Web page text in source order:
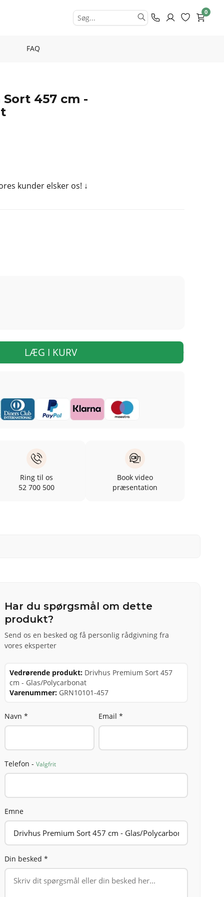
0
FAQ
457 cm -
kunder elsker os!
LÆG I KURV
Ring til os
52 700 500
Book video
præsentation
Har du spørgsmål om dette
produkt?
Send os en besked og få personlig rådgivning fra
vores eksperter
Vedrørende produkt: Drivhus Premium Sort 457
cm - Glas/Polycarbonat
Varenummer: GRN10101-457
Navn * Email *
Telefon -Valgfrit
Emne
Din besked *